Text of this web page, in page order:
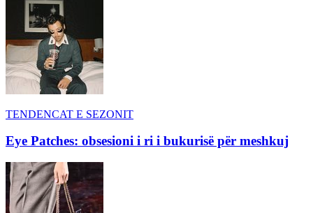
TENDENCAT E SEZONIT
Eye Patches: obsesioni i ri i bukurisë për meshkuj